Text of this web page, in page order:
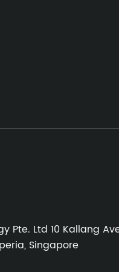
Pte. Ltd 10 Kallang
Singapore